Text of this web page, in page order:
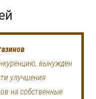
вынужден
улучшения
на собственные